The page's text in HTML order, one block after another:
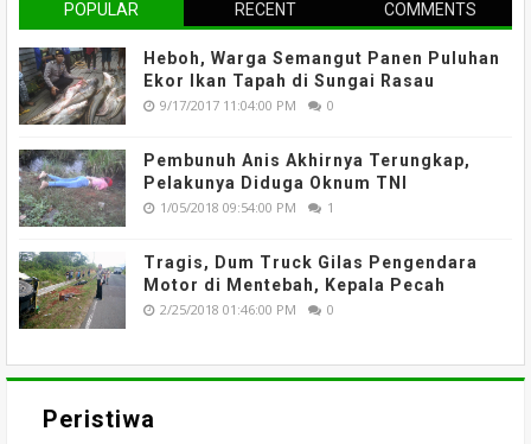
POPULAR RECENT COMMENTS
Heboh, Warga Semangut Panen Puluhan
Ekor Ikan Tapah di Sungai Rasau
9/17/2017 11:04:00 PM 0
Pembunuh Anis Akhirnya Terungkap,
Pelakunya Diduga Oknum TNI
1/05/2018 09:54:00 PM 1
Tragis, Dum Truck Gilas Pengendara
Motor di Mentebah, Kepala Pecah
2/25/2018 01:46:00 PM 0
Peristiwa